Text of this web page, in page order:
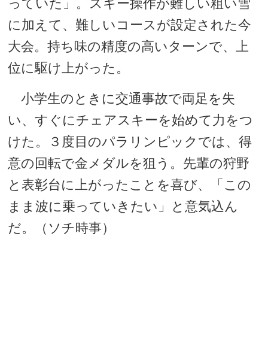
っていた」。スキー操作が難しい粗い雪
に加えて、難しいコースが設定された今
大会。持ち味の精度の高いターンで、上
位に駆け上がった。
小学生のときに交通事故で両足を失
い、すぐにチェアスキーを始めて力をつ
けた。３度目のパラリンピックでは、得
意の回転で金メダルを狙う。先輩の狩野
と表彰台に上がったことを喜び、「この
まま波に乗っていきたい」と意気込ん
だ。（ソチ時事）